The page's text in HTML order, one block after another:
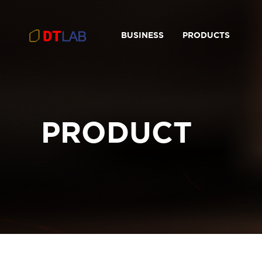
BUSINESS PRODUCTS
PRODUCT